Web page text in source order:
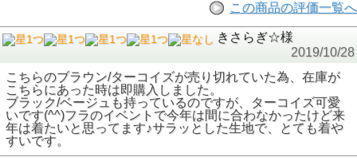
この商品の評価一覧へ
きさらぎ☆様
2019/10/28
こちらのブラウン/ターコイズが売り切れていた為、在庫が
こちらにあった時は即購入しました。
ブラック/ベージュも持っているのですが、ターコイズ可愛
いです(^^)フラのイベントで今年は間に合わなかったけど来
年は着たいと思ってます♪サラッとした生地で、とても着や
すいです。